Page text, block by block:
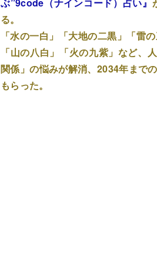
る。
「水の一白」「大地の二黒」「雷
「山の八白」「火の九紫」など、
関係」の悩みが解消、2034年まで
もらった。